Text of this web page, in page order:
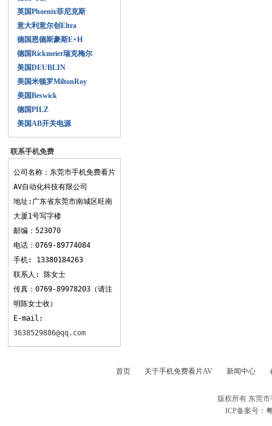
英国Phoenix菲尼克斯
意大利意尔创Eltra
德国恩德斯豪斯E+H
德国Rickmeier瑞克梅尔
美国DEUBLIN
美国米顿罗MiltonRoy
美国Beswick
德国PILZ
美国AB开关电源
联系手机免费
看片AV
公司名称：东莞市手机免费看片
AV自动化科技有限公司
地址:广东省东莞市南城区旺南
大厦1号写字楼
邮编：523070
电话：0769-89774084
手机: 13380184263
联系人: 陈女士
传真：0769-89978203（请注
明陈女士收）
E-mail:
3638529886@qq.com
首页 关于手机免费看片AV 新闻中心
版权所有 东莞
ICP备案号：